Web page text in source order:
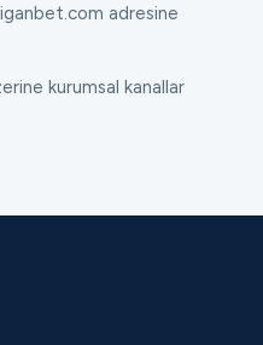
adresine
kurumsal kanallar